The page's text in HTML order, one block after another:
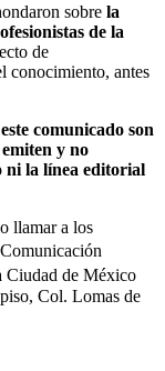
sobre la
de la
de
conocimiento, antes
comunicado son
y no
ni la línea editorial
llamar a los
Ciudad de México
Col. Lomas de